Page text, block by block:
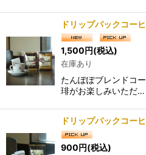
ドリップパックコー
1,500円(税込)
在庫あり
たんぽぽブレンドコ
琲がお楽しみいただ…
ドリップパックコー
900円(税込)